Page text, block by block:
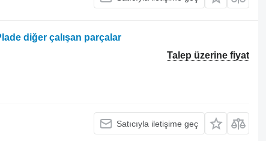
diğer çalışan parçalar
Talep üzerine fiyat
Satıcıyla iletişime geç